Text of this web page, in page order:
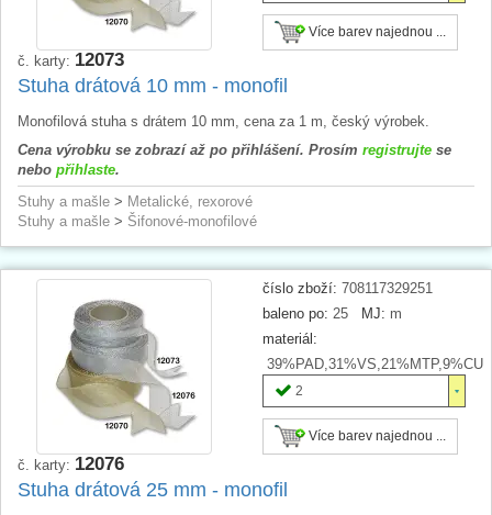
Více barev najednou ...
č. karty: 12073
Stuha drátová 10 mm - monofil
Monofilová stuha s drátem 10 mm, cena za 1 m, český výrobek.
Cena výrobku se zobrazí až po přihlášení. Prosím registrujte se
nebo přihlaste.
Stuhy a mašle > Metalické, rexorové
Stuhy a mašle > Šifonové-monofilové
číslo zboží: 708117329251
baleno po: 25 MJ: m
materiál:
39%PAD,31%VS,21%MTP,9%CU
2
Více barev najednou ...
č. karty: 12076
Stuha drátová 25 mm - monofil